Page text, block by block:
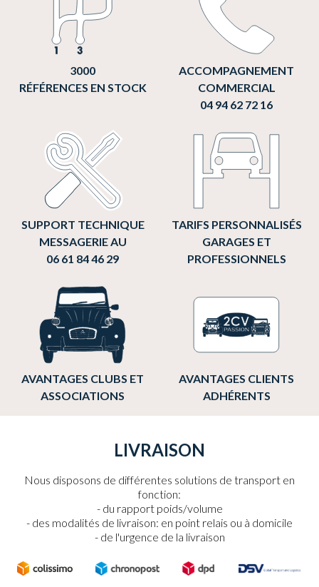
3000
RÉFÉRENCES EN STOCK
ACCOMPAGNEMENT
COMMERCIAL
04 94 62 72 16
SUPPORT TECHNIQUE
MESSAGERIE AU
06 61 84 46 29
TARIFS PERSONNALISÉS
GARAGES ET
PROFESSIONNELS
AVANTAGES CLUBS ET
ASSOCIATIONS
AVANTAGES CLIENTS
ADHÉRENTS
LIVRAISON
Nous disposons de différentes solutions de transport en
fonction:
du rapport poids/volume
des modalités de livraison: en point relais ou à domicile
de l'urgence de la livraison